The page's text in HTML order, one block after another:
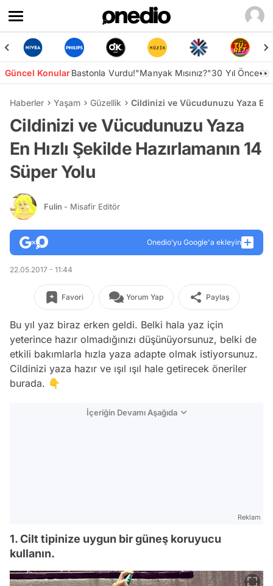
Güncel KonularBastonla Vurdu!"Manyak Mısınız?"30 Yıl Önce👀
Haberler Yaşam Güzellik Cildinizi ve Vücudunuzu Yaza En
Cildinizi ve Vücudunuzu Yaza
En Hızlı Şekilde Hazırlamanın 14
Süper Yolu
Fulin - Misafir Editör
Onedio’yu Google'a ekleyin
22.05.2017 - 11:44
Favori Yorum Yap Paylaş
Bu yıl yaz biraz erken geldi. Belki hala yaz için
yeterince hazır olmadığınızı düşünüyorsunuz, belki de
etkili bakımlarla hızla yaza adapte olmak istiyorsunuz.
Cildinizi yaza hazır ve ışıl ışıl hale getirecek öneriler
burada. 👇
İçeriğin Devamı Aşağıda
Reklam
1. Cilt tipinize uygun bir güneş koruyucu
kullanın.